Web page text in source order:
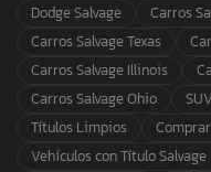
Dodge Salvage
Carros
Carros Salvage Texas
Carros Salvage Illinois
Carros Salvage Ohio
Títulos Limpios
Vehículos con Título Salvage